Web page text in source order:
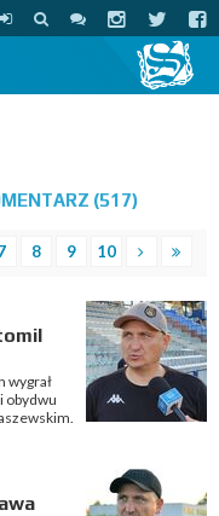
(517)
8 9 10
wygrał
obydwu